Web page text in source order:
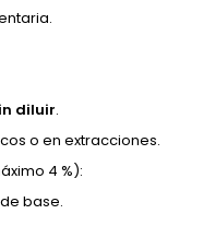
diluir.
o en extracciones.
4 %):
base.